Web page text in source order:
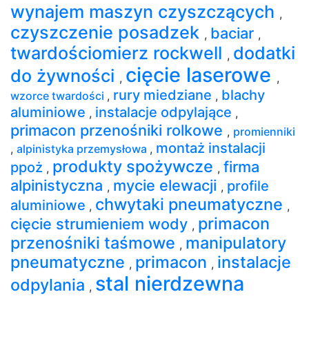
wynajem maszyn czyszczących ,
czyszczenie posadzek , baciar ,
twardościomierz rockwell , dodatki
do żywności , cięcie laserowe ,
wzorce twardości , rury miedziane , blachy
aluminiowe , instalacje odpylające ,
primacon przenośniki rolkowe , promienniki
, alpinistyka przemysłowa , montaż instalacji
ppoż , produkty spożywcze , firma
alpinistyczna , mycie elewacji , profile
aluminiowe , chwytaki pneumatyczne ,
cięcie strumieniem wody , primacon
przenośniki taśmowe , manipulatory
pneumatyczne , primacon , instalacje
odpylania , stal nierdzewna